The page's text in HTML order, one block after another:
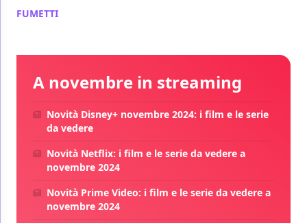
FUMETTI
A novembre in streaming
Novità Disney+ novembre 2024: i film e le serie
da vedere
Novità Netflix: i film e le serie da vedere a
novembre 2024
Novità Prime Video: i film e le serie da vedere a
novembre 2024